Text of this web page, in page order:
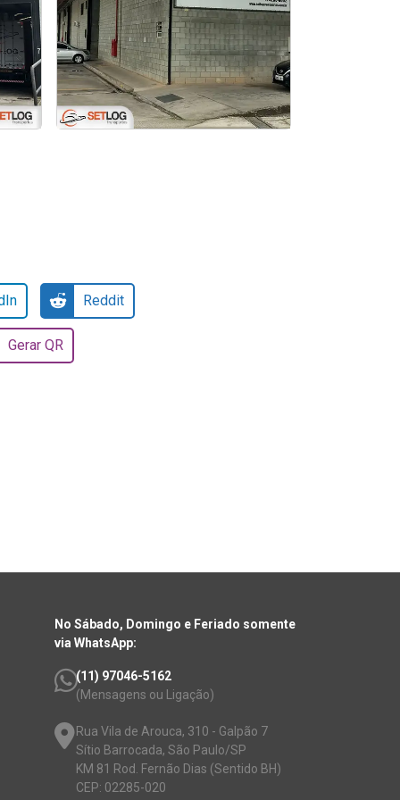
Transporte de carga pesada
Reddit
Gerar QR
No Sábado, Domingo e Feriado somente
via WhatsApp:
(11) 97046-5162
(Mensagens ou Ligação)
Rua Vila de Arouca, 310 - Galpão 7
Sítio Barrocada, São Paulo/SP
KM 81 Rod. Fernão Dias (Sentido BH)
CEP: 02285-020